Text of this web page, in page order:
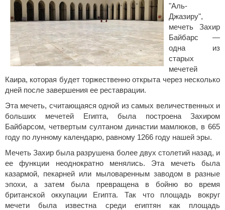
"Аль-
Джазиру",
мечеть Захир
Байбарс —
одна из
старых
мечетей
Каира, которая будет торжественно открыта через несколько
дней после завершения ее реставрации.
Эта мечеть, считающаяся одной из самых величественных и
больших мечетей Египта, была построена Захиром
Байбарсом, четвертым султаном династии мамлюков, в 665
году по лунному календарю, равному 1266 году нашей эры.
Мечеть Захир была разрушена более двух столетий назад, и
ее функции неоднократно менялись. Эта мечеть была
казармой, пекарней или мыловаренным заводом в разные
эпохи, а затем была превращена в бойню во время
британской оккупации Египта. Так что площадь вокруг
мечети была известна среди египтян как площадь